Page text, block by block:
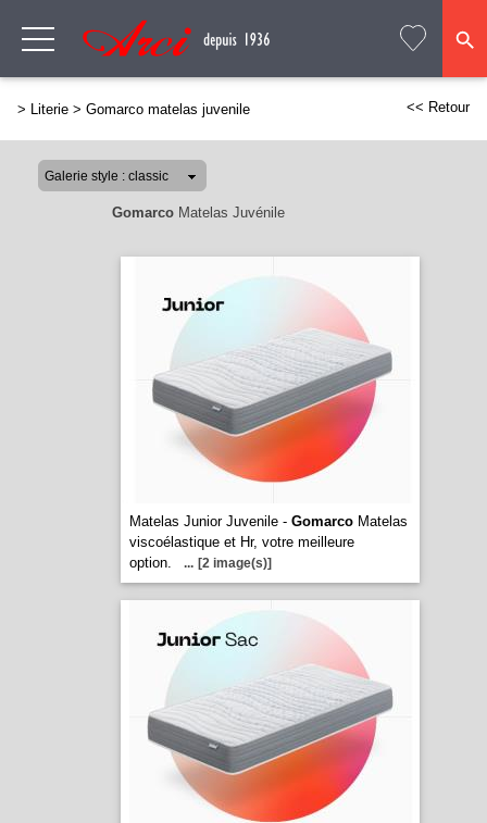
> Literie > Gomarco matelas juvenile << Retour
GomarcoMatelas Juvénile
Matelas Junior Juvenile - GomarcoMatelas
viscoélastique et Hr, votre meilleure
option.
... [2 image(s)]